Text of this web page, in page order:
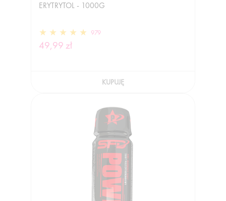
ERYTRYTOL - 1000G
979
49,99 zł
KUPUJĘ